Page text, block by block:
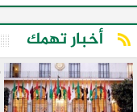
أخبار تهمك